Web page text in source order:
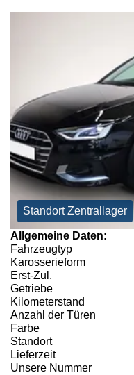
Standort Zentrallager
Allgemeine Daten:
Fahrzeugtyp
Karosserieform
Erst-Zul.
Getriebe
Kilometerstand
Anzahl der Türen
Farbe
Standort
Lieferzeit
Unsere Nummer